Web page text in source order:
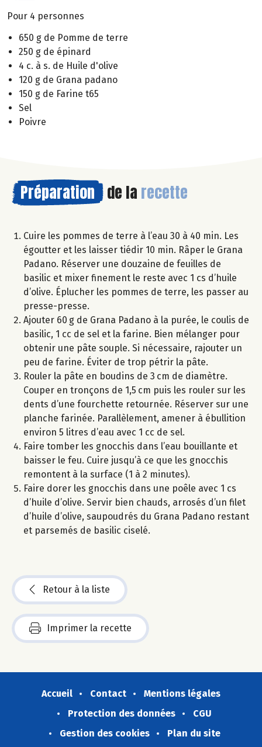
Pour 4 personnes
650 g de Pomme de terre
250 g de épinard
4 c. à s. de Huile d'olive
120 g de Grana padano
150 g de Farine t65
Sel
Poivre
Préparation de la recette
Cuire les pommes de terre à l’eau 30 à 40 min. Les
égoutter et les laisser tiédir 10 min. Râper le Grana
Padano. Réserver une douzaine de feuilles de
basilic et mixer finement le reste avec 1 cs d’huile
d’olive. Éplucher les pommes de terre, les passer au
presse-presse.
Ajouter 60 g de Grana Padano à la purée, le coulis de
basilic, 1 cc de sel et la farine. Bien mélanger pour
obtenir une pâte souple. Si nécessaire, rajouter un
peu de farine. Éviter de trop pétrir la pâte.
Rouler la pâte en boudins de 3 cm de diamètre.
Couper en tronçons de 1,5 cm puis les rouler sur les
dents d’une fourchette retournée. Réserver sur une
planche farinée. Parallèlement, amener à ébullition
environ 5 litres d’eau avec 1 cc de sel.
Faire tomber les gnocchis dans l’eau bouillante et
baisser le feu. Cuire jusqu’à ce que les gnocchis
remontent à la surface (1 à 2 minutes).
Faire dorer les gnocchis dans une poêle avec 1 cs
d’huile d’olive. Servir bien chauds, arrosés d’un filet
d’huile d’olive, saupoudrés du Grana Padano restant
et parsemés de basilic ciselé.
Retour à la liste
Imprimer la recette
Accueil Contact
Mentions légales
Protection des données
CGU
Gestion des cookies
Plan du site